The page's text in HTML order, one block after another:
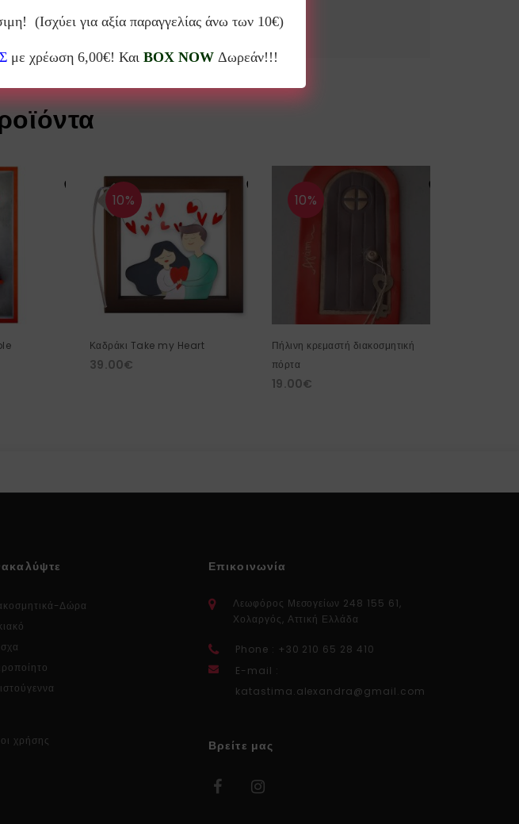
της φωτογραφίας.
10%
Καδράκι Take my Heart
39.00€
10%
Πήλινη κρεμαστή διακοσμητική
πόρτα
19.00€
Δώρα
χρήσης
Επικοινωνία
Λεωφόρος Μεσογείων 248 155 61,
Χολαργός, Αττική Ελλάδα
Phone : +30 210 65 28 410
E-mail :
katastima.alexandra@gmail.com
Βρείτε μας
(Ισχύει για αξία παραγγελίας άνω των 10€)
με χρέωση 6,00€! Και BOX NOWΔωρεάν!!!